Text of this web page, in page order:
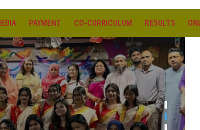
PAYMENT CO-CURRICULUM RESULTS